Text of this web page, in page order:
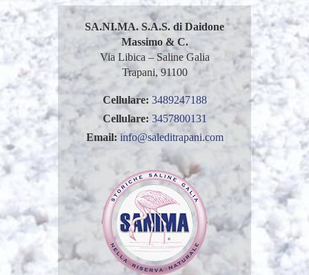
SA.NI.MA. S.A.S. di Daidone
Massimo & C.
Via Libica – Saline Galia
Trapani, 91100
Cellulare: 3489247188
Cellulare: 3457800131
Email: info@saleditrapani.com